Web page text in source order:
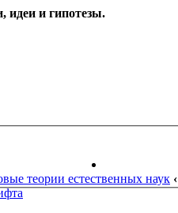
идеи и гипотезы.
ПОИСК ТЕОРИЙ СТАРЫЙ
теории естественных наук ‹